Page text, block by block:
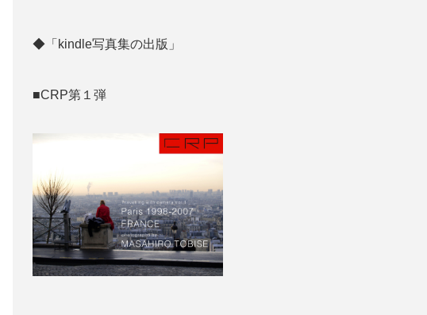
◆「kindle写真集の出版」
■CRP第１弾